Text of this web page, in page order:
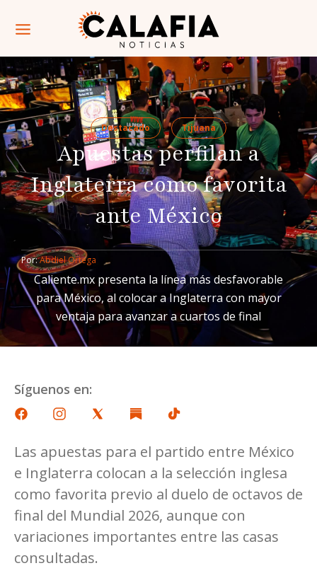
Destacado Tijuana
Apuestas perfilan a
Inglaterra como favorita
ante México
Por: Abdiel Ortega
Caliente.mx presenta la línea más desfavorable
para México, al colocar a Inglaterra con mayor
ventaja para avanzar a cuartos de final
Síguenos en:
Las apuestas para el partido entre México
e Inglaterra colocan a la selección inglesa
como favorita previo al duelo de octavos de
final del Mundial 2026, aunque con
variaciones importantes entre las casas
consultadas.